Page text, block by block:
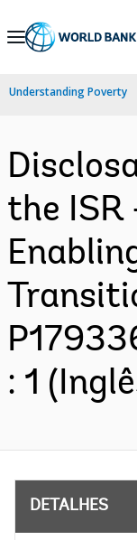
Skip
Navigation
Understanding Poverty
the ISR
: 1
DETALHES